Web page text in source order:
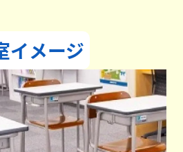
していますか？
となるような教室を目指していま
いま」と言って教室に入り、それ
返せるような、あたたかい場所に
めに、掲示物の工夫や日々のコ
、勉強への取り組み方など、常
ねていきたいと思います。
お願いします。
大人になるための通過点だと思っ
イメージ